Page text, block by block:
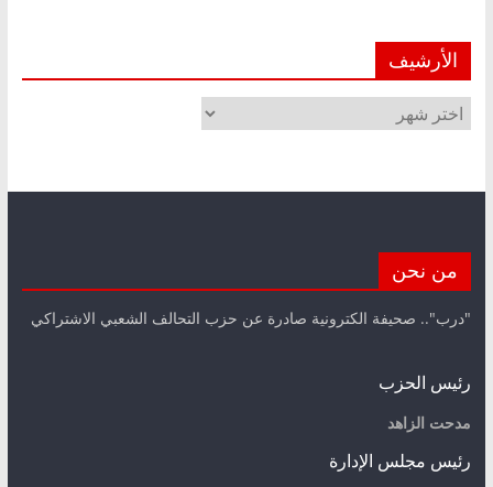
الأرشيف
الأرشيف
من نحن
"درب".. صحيفة الكترونية صادرة عن حزب التحالف الشعبي الاشتراكي
رئيس الحزب
مدحت الزاهد
رئيس مجلس الإدارة